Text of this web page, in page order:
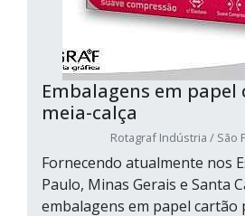
Embalagens em
meia-calça
Rotagraf Indústria / São
Fornecendo atualmente nos
Paulo, Minas Gerais e Santa
embalagens em papel cartão